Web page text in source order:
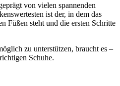
von vielen spannenden
ist der, in dem das
Füßen steht und die ersten Schritte
zu unterstützen, braucht es –
Schuhe.